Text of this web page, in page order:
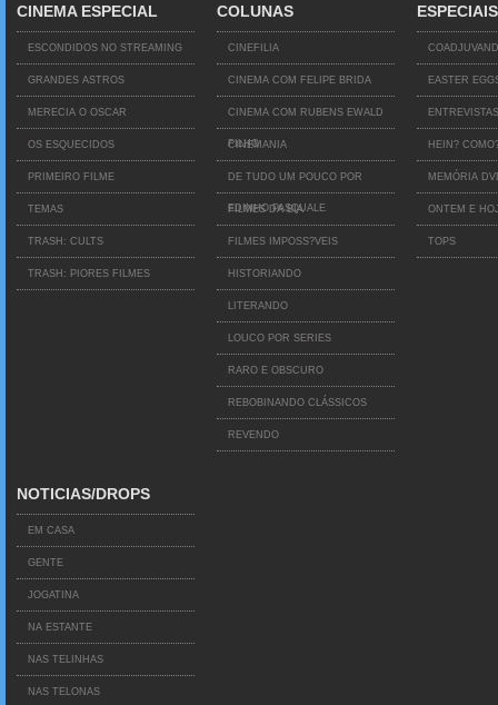
CINEMA ESPECIAL
ESCONDIDOS NO STREAMING
GRANDES ASTROS
MERECIA O OSCAR
OS ESQUECIDOS
PRIMEIRO FILME
TEMAS
TRASH: CULTS
TRASH: PIORES FILMES
COLUNAS
CINEFILIA
CINEMA COM FELIPE BRIDA
CINEMA COM RUBENS EWALD
FILHO
CINEMANIA
DE TUDO UM POUCO POR
EDINHO PASQUALE
FILMES DA BIA
FILMES IMPOSS?VEIS
HISTORIANDO
LITERANDO
LOUCO POR SERIES
RARO E OBSCURO
REBOBINANDO CLÁSSICOS
REVENDO
ESPECIAIS
EASTER
ENTREVISTAS
HEIN?
MEMÓRIA
ONTEM E
TOPS
NOTICIAS/DROPS
EM CASA
GENTE
JOGATINA
NA ESTANTE
NAS TELINHAS
NAS TELONAS